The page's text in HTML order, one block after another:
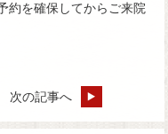
約を確保してからご来院
次の記事へ